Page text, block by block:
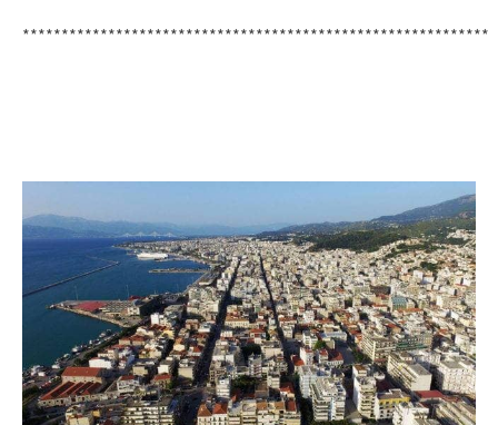
************************************************************